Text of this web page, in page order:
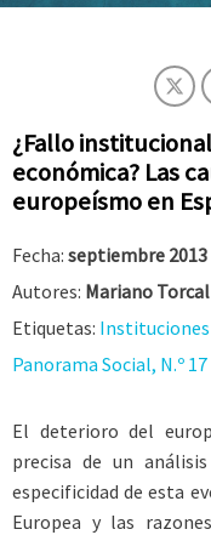
¿Fallo
económica? Las
europeísmo en
Fecha: septiembre 2013
Autores: Mariano
Etiquetas: Instituciones
Panorama Social, N.º
El deterioro del
precisa de un
especificidad de esta
Europea y las